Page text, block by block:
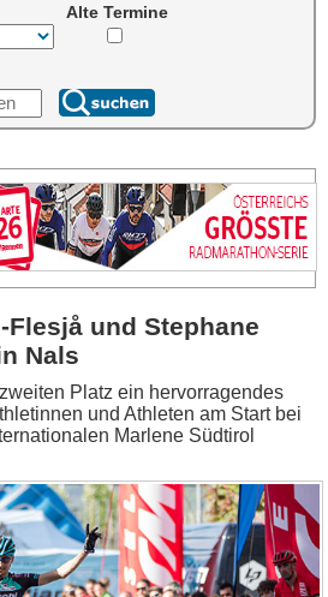
Alte Termine
Flesjå und Stephane
Nals
Platz ein hervorragendes
und Athleten am Start bei
Marlene Südtirol